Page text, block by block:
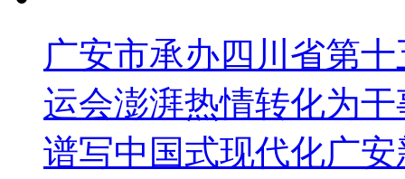
广安市承办四川省第
运会澎湃热情转化为
谱写中国式现代化广